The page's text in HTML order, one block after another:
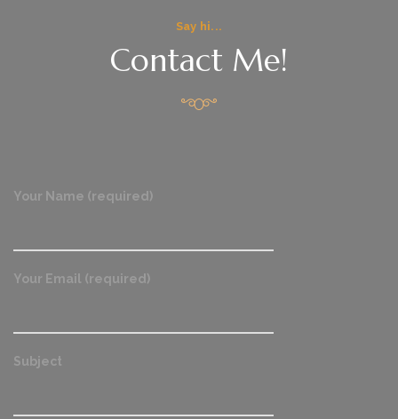
Say hi...
Contact Me!
Your Name (required)
Your Email (required)
Subject